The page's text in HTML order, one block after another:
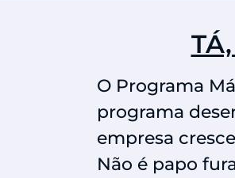
O Programa
programa
empresa
Não é papo